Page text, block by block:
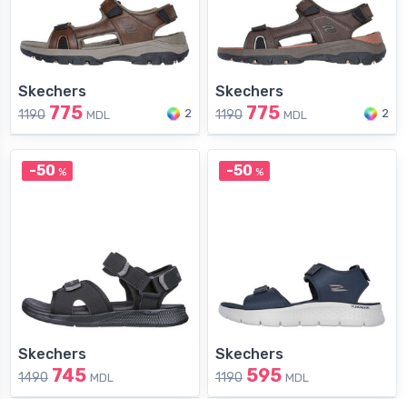
Skechers
1190 775 MDL 2
Skechers
1190 775 MDL 2
-50 %
Skechers
1490 745 MDL
-50 %
Skechers
1190 595 MDL